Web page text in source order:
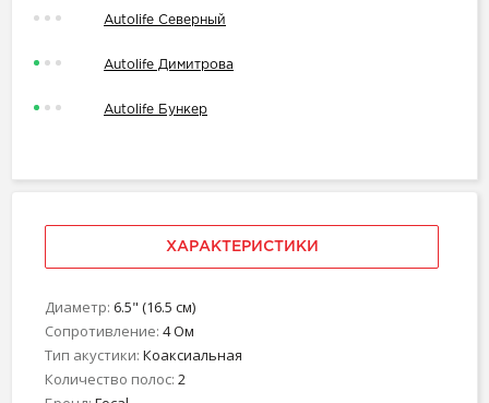
Autolife Северный
Autolife Димитрова
Autolife Бункер
ХАРАКТЕРИСТИКИ
Диаметр: 6.5" (16.5 см)
Сопротивление: 4 Ом
Тип акустики: Коаксиальная
Количество полос: 2